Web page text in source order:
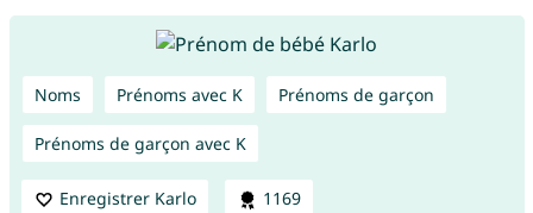
Noms Prénoms avec K Prénoms de garçon
Prénoms de garçon avec K
Enregistrer Karlo 1169